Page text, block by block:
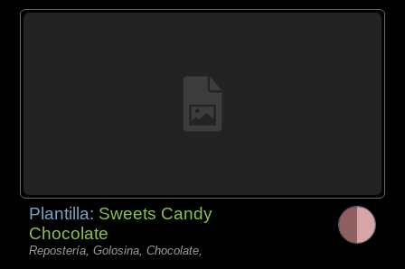
Plantilla: Sweets Candy
Chocolate
Repostería, Golosina, Chocolate,